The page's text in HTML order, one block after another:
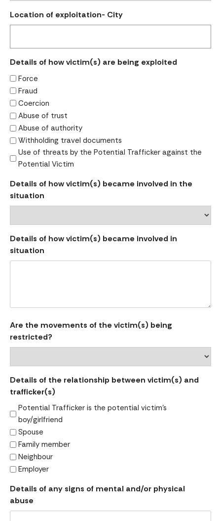
Location of exploitation- City
Details of how victim(s) are being exploited
Force
Fraud
Coercion
Abuse of trust
Abuse of authority
Withholding travel documents
Use of threats by the Potential Trafficker against the
Potential Victim
Details of how victim(s) became involved in the
situation
Details of how victim(s) became involved in
situation
Are the movements of the victim(s) being
restricted?
Details of the relationship between victim(s) and
trafficker(s)
Potential Trafficker is the potential victim's
boy/girlfriend
Spouse
Family member
Neighbour
Employer
Details of any signs of mental and/or physical
abuse